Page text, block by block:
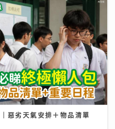
惡劣天氣安排＋物品清單